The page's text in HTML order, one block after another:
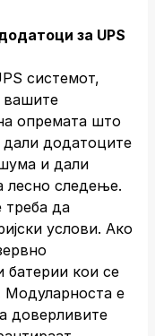
за UPS
системот,
вашите
опремата што
дали додатоците
и дали
лесно следење.
треба да
услови. Ако
батерии кои се
Модуларноста е
доверливите